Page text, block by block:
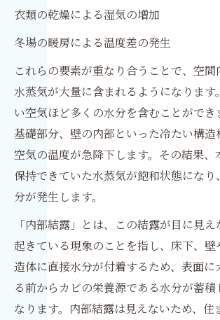
衣類の乾燥による湿気の増加
冬場の暖房による温度差の発生
これらの要素が重なり合うことで、空
水蒸気が大量に含まれるようになります
い空気ほど多くの水分を含むことができ
基礎部分、壁の内部といった冷たい構造
空気の温度が急降下します。その結果、
保持できていた水蒸気が飽和状態になり
分が発生します。
「内部結露」とは、この結露が目に見
起きている現象のことを指し、床下、
造体に直接水分が付着するため、表面に
る前からカビの栄養源である水分が蓄
なります。内部結露は見えないため、住